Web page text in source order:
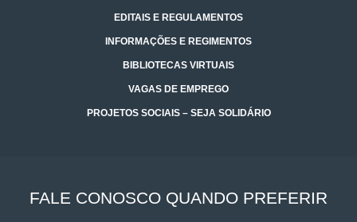
EDITAIS E REGULAMENTOS
INFORMAÇÕES E REGIMENTOS
BIBLIOTECAS VIRTUAIS
VAGAS DE EMPREGO
PROJETOS SOCIAIS – SEJA SOLIDÁRIO
FALE CONOSCO QUANDO PREFERIR